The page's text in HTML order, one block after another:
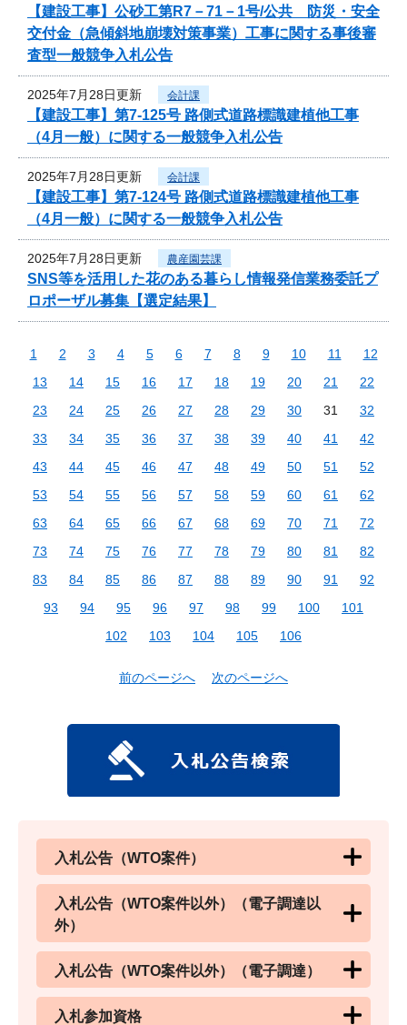
【建設工事】公砂工第R7－71－1号/公共 防災・安全
交付金（急傾斜地崩壊対策事業）工事に関する事後審
査型一般競争入札公告
2025年7月28日更新 会計課
【建設工事】第7-125号 路側式道路標識建植他工事
（4月一般）に関する一般競争入札公告
2025年7月28日更新 会計課
【建設工事】第7-124号 路側式道路標識建植他工事
（4月一般）に関する一般競争入札公告
2025年7月28日更新 農産園芸課
SNS等を活用した花のある暮らし情報発信業務委託プ
ロポーザル募集【選定結果】
1 2 3 4 5 6 7 8 9 10 11
12
13
14 15 16 17 18 19 20 21
22
23
24 25 26 27 28 29 30 31
32
33
34 35 36 37 38 39 40 41
42
43
44 45 46 47 48 49 50 51
52
53
54 55 56 57 58 59 60 61
62
63
64 65 66 67 68 69 70 71
72
73
74 75 76 77 78 79 80 81
82
83
84 85 86 87 88 89 90 91
92
93
94 95 96 97 98 99 100
101
102
103 104 105 106
前のページへ 次のページへ
入札公告（WTO案件）
入札公告（WTO案件以外）（電子調達以
外）
入札公告（WTO案件以外）（電子調達）
入札参加資格